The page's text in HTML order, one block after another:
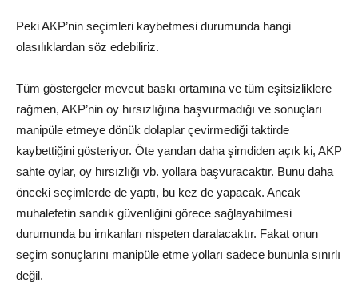
Peki AKP’nin seçimleri kaybetmesi durumunda hangi
olasılıklardan söz edebiliriz.
Tüm göstergeler mevcut baskı ortamına ve tüm eşitsizliklere
rağmen, AKP’nin oy hırsızlığına başvurmadığı ve sonuçları
manipüle etmeye dönük dolaplar çevirmediği taktirde
kaybettiğini gösteriyor. Öte yandan daha şimdiden açık ki, AKP
sahte oylar, oy hırsızlığı vb. yollara başvuracaktır. Bunu daha
önceki seçimlerde de yaptı, bu kez de yapacak. Ancak
muhalefetin sandık güvenliğini görece sağlayabilmesi
durumunda bu imkanları nispeten daralacaktır. Fakat onun
seçim sonuçlarını manipüle etme yolları sadece bununla sınırlı
değil.